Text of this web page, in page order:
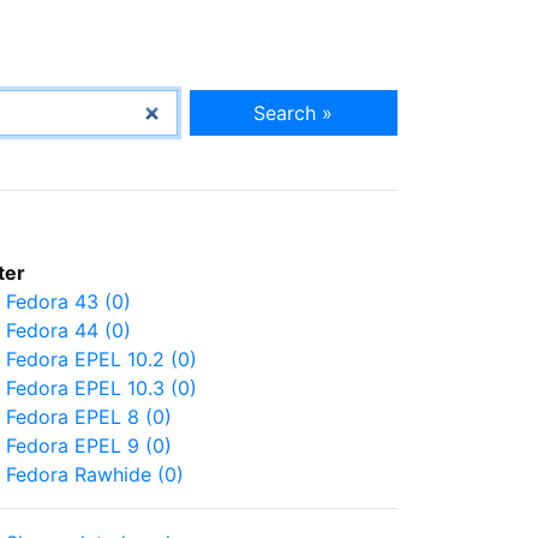
Search »
Fedora 43 (0)
Fedora 44 (0)
Fedora EPEL 10.2 (0)
Fedora EPEL 10.3 (0)
Fedora EPEL 8 (0)
Fedora EPEL 9 (0)
Fedora Rawhide (0)